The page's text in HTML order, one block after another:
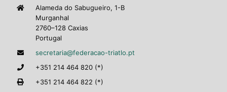
Alameda do Sabugueiro, 1-B
Murganhal
2760–128 Caxias
Portugal
secretaria@federacao-triatlo.pt
+351 214 464 820 (*)
+351 214 464 822 (*)